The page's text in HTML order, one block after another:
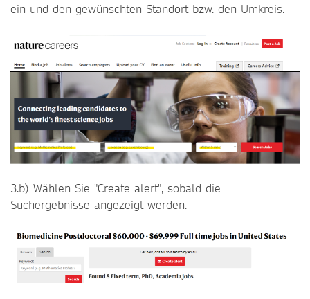
ein und den gewünschten Standort bzw. den Umkreis.
3.b) Wählen Sie "Create alert", sobald die
Suchergebnisse angezeigt werden.